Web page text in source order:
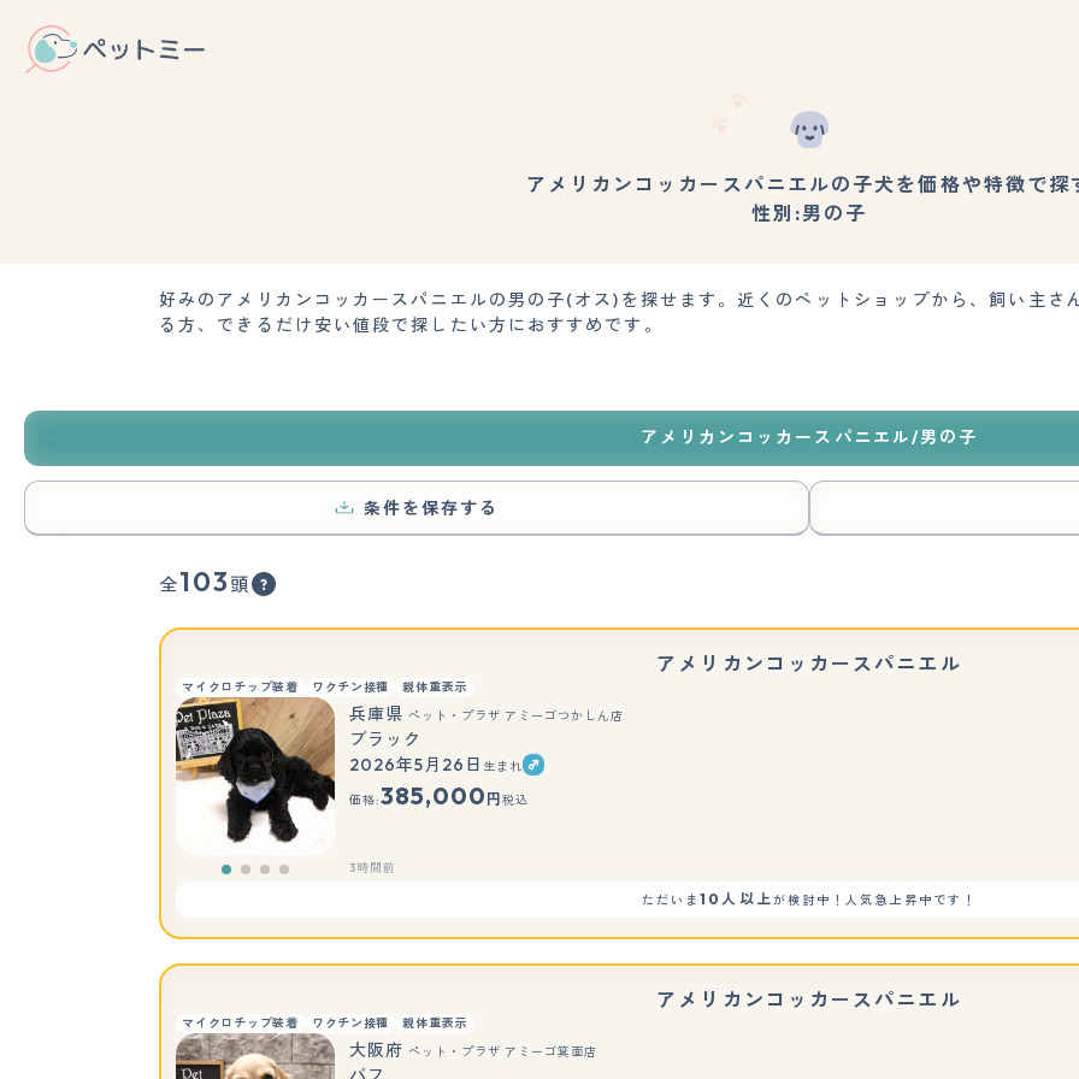
アメリカンコッカースパニエルの子犬を価格や特徴で探
性別:男の子
好みのアメリカンコッカースパニエルの男の子(オス)を探せます。近くのペットショップから、飼い主さ
る方、できるだけ安い値段で探したい方におすすめです。
アメリカンコッカースパニエル/男の子
条件を保存する
全103 頭
アメリカンコッカースパニエル
マイクロチップ装着 ワクチン接種 親体重表示
兵庫県 ペット・プラザ アミーゴつかしん店
ブラック
2026年5月26日 生まれ
価格:385,000 円 税込
3時間前
ただいま10人以上が検討中！人気急上昇中です！
アメリカンコッカースパニエル
マイクロチップ装着 ワクチン接種 親体重表示
大阪府 ペット・プラザ アミーゴ箕面店